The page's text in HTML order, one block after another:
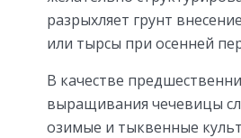
разрыхляет грунт
или тырсы при осенней
В качестве
выращивания чечевицы
озимые и тыквенные